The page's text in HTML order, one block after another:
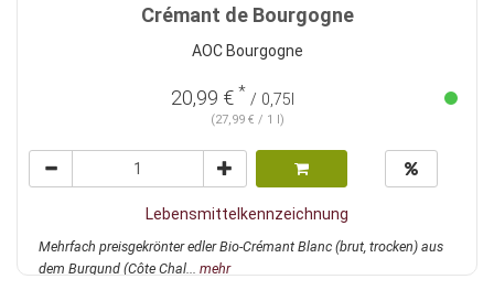
Crémant de Bourgogne
AOC Bourgogne
20,99 € * / 0,75l
(27,99 € / 1 l)
Lebensmittelkennzeichnung
Mehrfach preisgekrönter edler Bio-Crémant Blanc (brut, trocken) aus
dem Burgund (Côte Chal... mehr